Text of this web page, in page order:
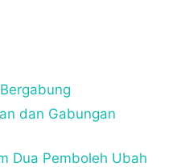
dan Gabungan
Dua Pemboleh Ubah